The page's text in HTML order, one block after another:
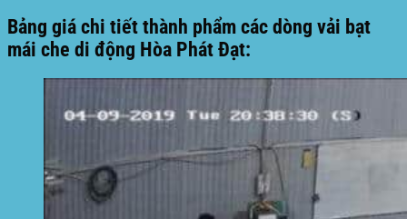
Bảng giá chi tiết thành phẩm các dòng vải bạt
mái che di động Hòa Phát Đạt: